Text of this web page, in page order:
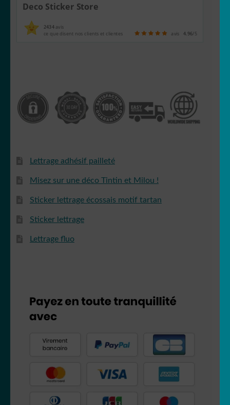
Deco Sticker Store
2434avis
ce que disent nos clients et clientes avis 4.96/5
Lettrage adhésif pailleté
Misez sur une déco Tintin et Milou !
Sticker lettrage écossais motif tartan
Sticker lettrage
Lettrage fluo